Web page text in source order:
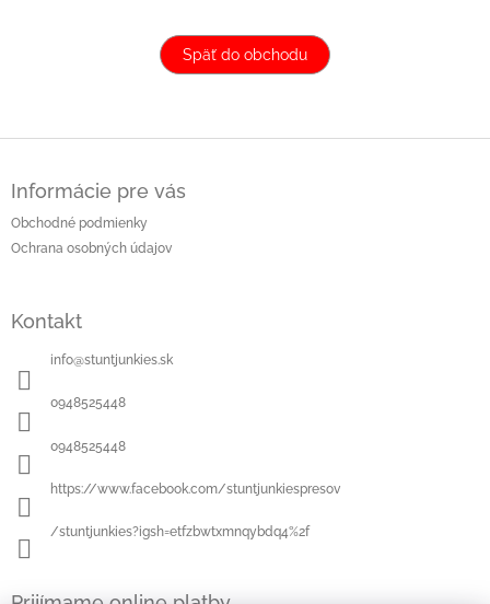
Späť do obchodu
Informácie pre vás
Obchodné podmienky
Ochrana osobných údajov
Kontakt
info@stuntjunkies.sk
0948525448
0948525448
https://www.facebook.com/stuntjunkiespresov
/stuntjunkies?igsh=etfzbwtxmnqybdq4%2f